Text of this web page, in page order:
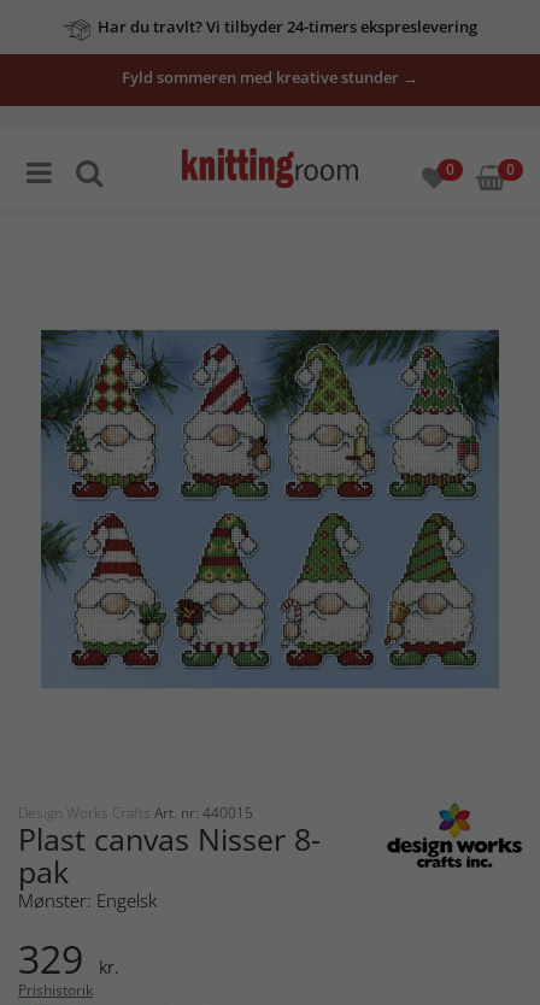
Har du travlt? Vi tilbyder 24-timers ekspreslevering
Fyld sommeren med kreative stunder →
0 0
Design Works Crafts Art. nr: 440015
Plast canvas Nisser 8-
pak
Mønster: Engelsk
329 kr.
Prishistorik